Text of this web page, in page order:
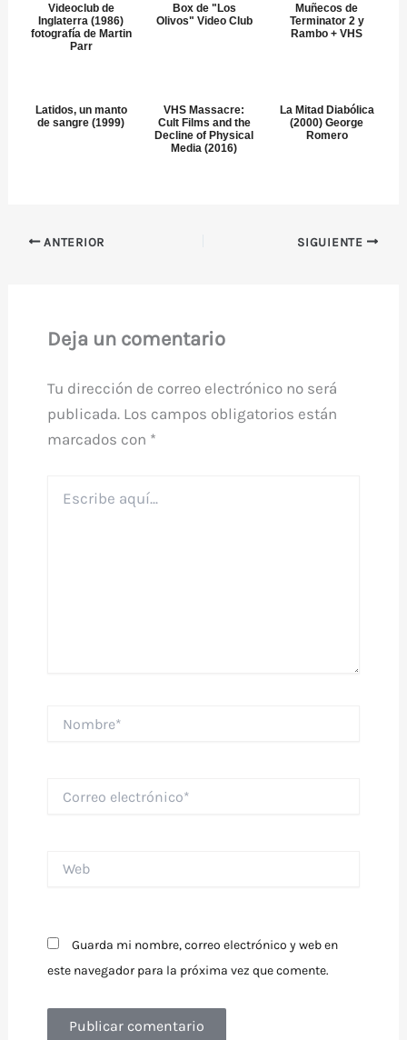
Videoclub de
Inglaterra (1986)
fotografía de Martin
Parr
Box de "Los
Olivos" Video Club
Muñecos de
Terminator 2 y
Rambo + VHS
Latidos, un manto
de sangre (1999)
VHS Massacre:
Cult Films and the
Decline of Physical
Media (2016)
La Mitad Diabólica
(2000) George
Romero
ANTERIOR SIGUIENTE
Deja un comentario
Tu dirección de correo electrónico no será
publicada. Los campos obligatorios están
marcados con *
aquí...
electrónico*
Guarda mi nombre, correo electrónico y web en
este navegador para la próxima vez que comente.